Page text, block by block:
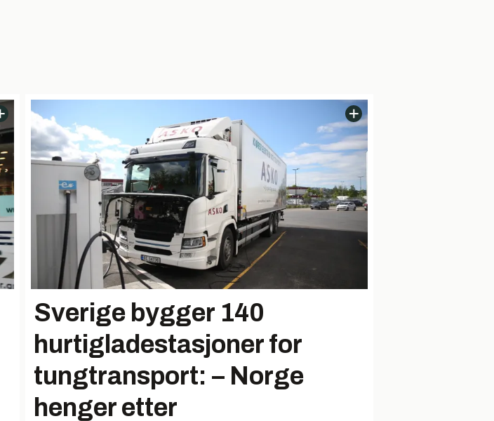
Sverige bygger 140
hurtigladestasjoner for
tungtransport: – Norge
henger etter